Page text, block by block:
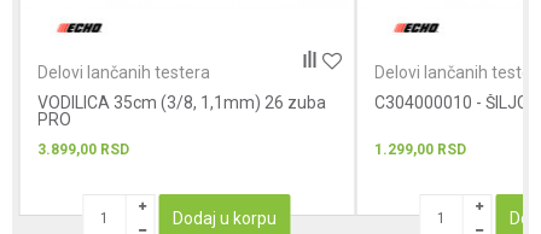
Delovi lančanih testera
VODILICA 35cm (3/8, 1,1mm) 26 zuba
PRO
3.899,00 RSD
Dodaj u korpu
Delovi lančanih
C304000010 - ŠILJCI
1.299,00 RSD